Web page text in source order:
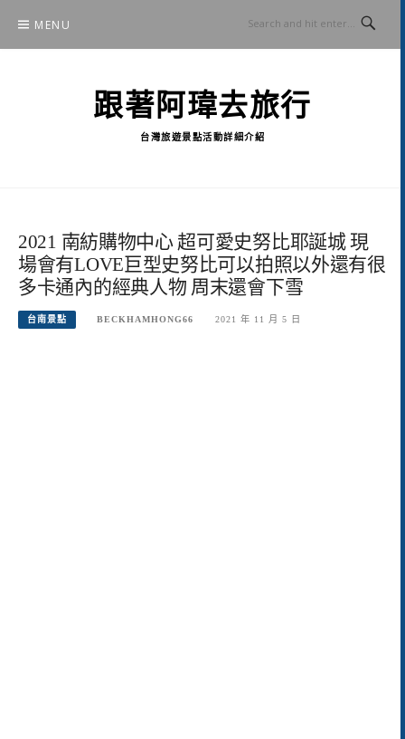
content
MENU
跟著阿瑋去旅行
台灣旅遊景點活動詳細介紹
2021 南紡購物中心 超可愛史努比耶誕城 現
場會有LOVE巨型史努比可以拍照以外還有很
多卡通內的經典人物 周末還會下雪
台南景點 BECKHAMHONG66 2021 年 11 月 5 日